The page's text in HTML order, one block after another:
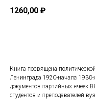
1260,00 ₽
Книга посвящена
Ленинграда 1920-начала
документов партийных ячеек
студентов и преподавателей